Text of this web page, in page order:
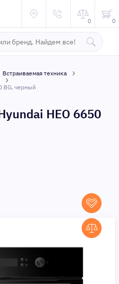
0 0
Встраиваемая техника
BG, черный
HEO 6650